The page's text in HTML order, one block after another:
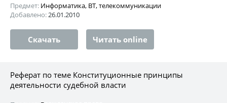
Предмет: Информатика, ВТ, телекоммуникации
Добавлено:26.01.2010
Скачать Читать online
Реферат по теме Конституционные принципы
деятельности судебной власти